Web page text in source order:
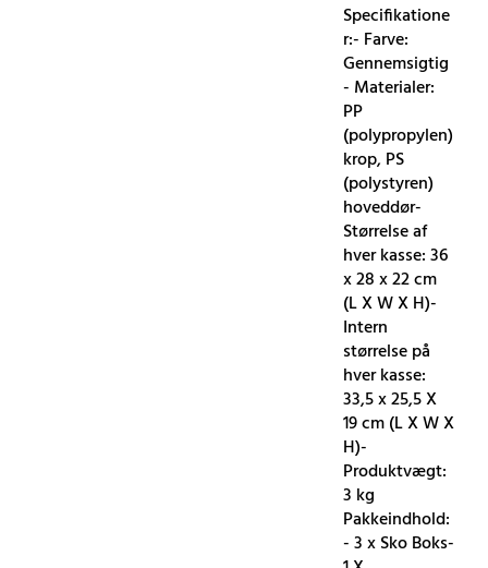
Specifikatione
r:- Farve:
Gennemsigtig
- Materialer:
PP
(polypropylen)
krop, PS
(polystyren)
hoveddør-
Størrelse af
hver kasse: 36
x 28 x 22 cm
(L X W X H)-
Intern
størrelse på
hver kasse:
33,5 x 25,5 X
19 cm (L X W X
H)-
Produktvægt:
3 kg
Pakkeindhold:
- 3 x Sko Boks-